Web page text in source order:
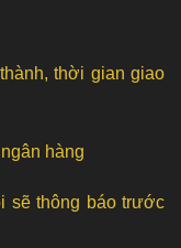
thời gian giao
hàng
sẽ thông báo trước